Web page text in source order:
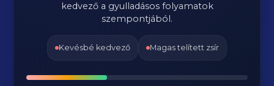
kedvező a gyulladásos folyamatok
szempontjából.
Kevésbé kedvező Magas telített zsír